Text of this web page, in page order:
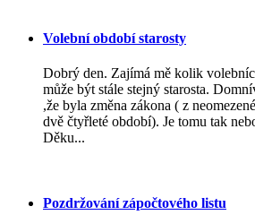
Volební období starosty
Dobrý den. Zajímá mě kolik
může být stále stejný starosta.
,že byla změna zákona ( z
dvě čtyřleté období). Je tomu tak
Děku...
Pozdržování zápočtového listu